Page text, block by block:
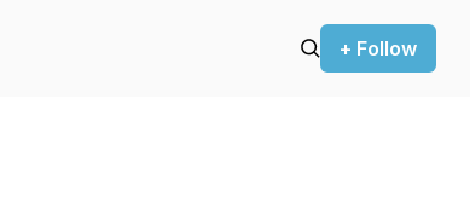
+ Follow